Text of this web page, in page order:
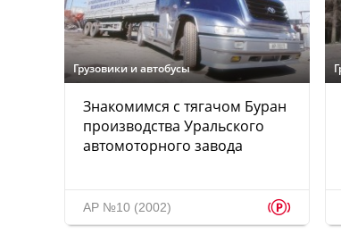
Грузовики и автобусы
Знакомимся с тягачом Буран
производства Уральского
автомоторного завода
АР №10 (2002) p